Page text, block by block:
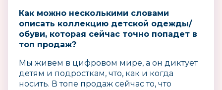
Как можно несколькими словами
описать коллекцию детской одежды/
обуви, которая сейчас точно попадет в
топ продаж?
Мы живем в цифровом мире, а он диктует
детям и подросткам, что, как и когда
носить. В топе продаж сейчас то, что